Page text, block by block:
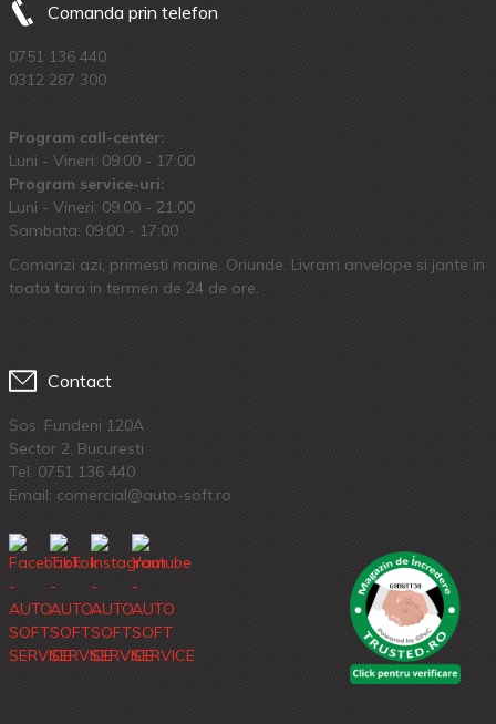
Comanda prin telefon
0751 136 440
0312 287 300
Program call-center:
Luni - Vineri: 09:00 - 17:00
Program service-uri:
Luni - Vineri: 09.00 - 21:00
Sambata: 09:00 - 17:00
Comanzi azi, primesti maine. Oriunde. Livram anvelope si jante in
toata tara in termen de 24 de ore.
Contact
Sos. Fundeni 120A
Sector 2, Bucuresti
Tel: 0751 136 440
Email: comercial@auto-soft.ro